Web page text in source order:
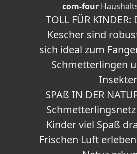
com-four
TOLL FÜR
Kescher sind
sich ideal zum
Schmetterlingen
SPAß IN DER
Kinder viel Spaß
Frischen Luft